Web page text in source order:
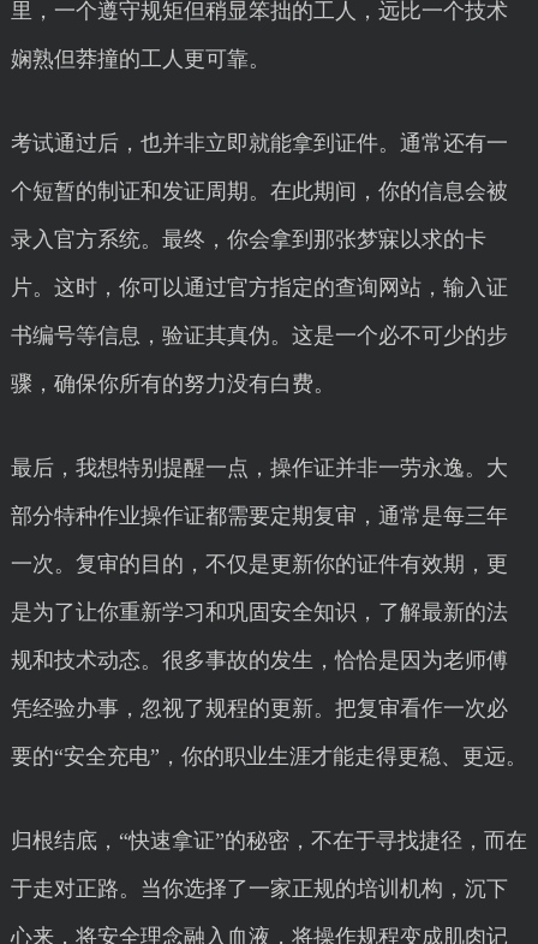
里，一个遵守规矩但稍显笨拙的工人，远比一个技术
娴熟但莽撞的工人更可靠。
考试通过后，也并非立即就能拿到证件。通常还有一
个短暂的制证和发证周期。在此期间，你的信息会被
录入官方系统。最终，你会拿到那张梦寐以求的卡
片。这时，你可以通过官方指定的查询网站，输入证
书编号等信息，验证其真伪。这是一个必不可少的步
骤，确保你所有的努力没有白费。
最后，我想特别提醒一点，操作证并非一劳永逸。大
部分特种作业操作证都需要定期复审，通常是每三年
一次。复审的目的，不仅是更新你的证件有效期，更
是为了让你重新学习和巩固安全知识，了解最新的法
规和技术动态。很多事故的发生，恰恰是因为老师傅
凭经验办事，忽视了规程的更新。把复审看作一次必
要的“安全充电”，你的职业生涯才能走得更稳、更远。
归根结底，“快速拿证”的秘密，不在于寻找捷径，而在
于走对正路。当你选择了一家正规的培训机构，沉下
心来，将安全理念融入血液，将操作规程变成肌肉记